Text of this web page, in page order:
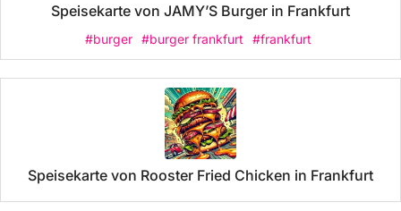
Speisekarte von JAMY’S Burger in Frankfurt
#burger #burger frankfurt #frankfurt
Speisekarte von Rooster Fried Chicken in Frankfurt